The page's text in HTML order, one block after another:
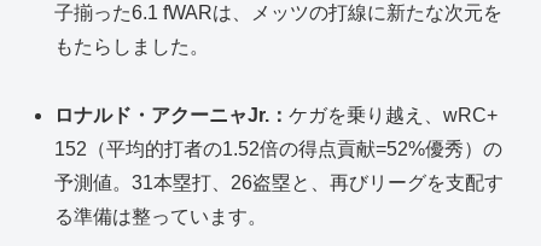
子揃った6.1 fWARは、メッツの打線に新たな次元を
もたらしました。
ロナルド・アクーニャJr.：ケガを乗り越え、wRC+
152（平均的打者の1.52倍の得点貢献=52%優秀）の
予測値。31本塁打、26盗塁と、再びリーグを支配す
る準備は整っています。